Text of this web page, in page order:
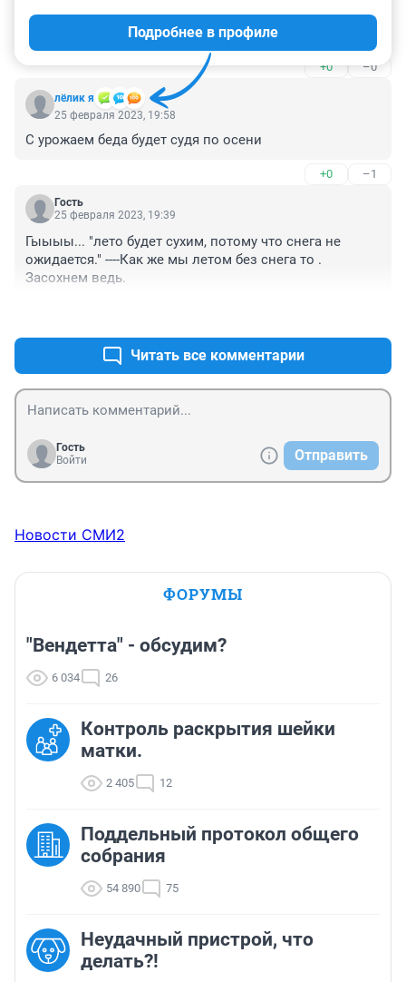
во всем виноват ретроградный меркурий в третьем
+0 –0
лёлик я
Подробнее в профиле
25 февраля 2023, 19:58
С урожаем беда будет судя по осени
+0 –1
Гость
25 февраля 2023, 19:39
Гыыыы... "лето будет сухим, потому что снега не
ожидается." ----Как же мы летом без снега то .
Засохнем ведь.
Читать все комментарии
Гость
Войти
Отправить
Новости СМИ2
ФОРУМЫ
"Вендетта" - обсудим?
6 034 26
Контроль раскрытия шейки
матки.
2 405 12
Поддельный протокол общего
собрания
54 890 75
Неудачный пристрой, что
делать?!